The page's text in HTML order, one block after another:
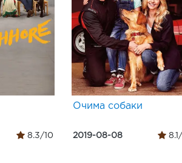
8.3/10
Очима собаки
2019-08-08